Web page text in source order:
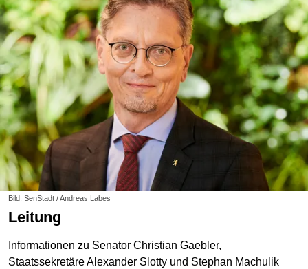
Bild: SenStadt / Andreas Labes
Leitung
Informationen zu Senator Christian Gaebler,
Staatssekretäre Alexander Slotty und Stephan Machulik